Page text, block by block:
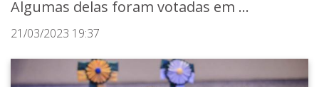
Algumas delas foram votadas em ...
21/03/2023 19:37